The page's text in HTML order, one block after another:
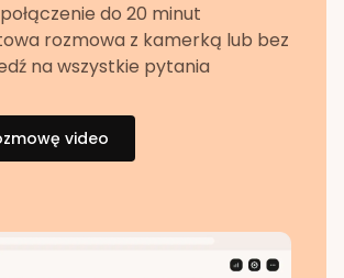
do 20 minut
rozmowa z kamerką lub bez
na wszystkie pytania
video